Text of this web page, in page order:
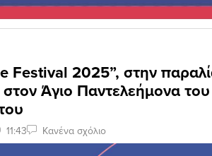
Festival 2025”, στην
στον Άγιο Παντελεήμονα
11:43 Κανένα σχόλιο